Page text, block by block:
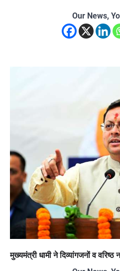
Our News,
मुख्यमंत्री धामी ने दिव्यांगजनों व